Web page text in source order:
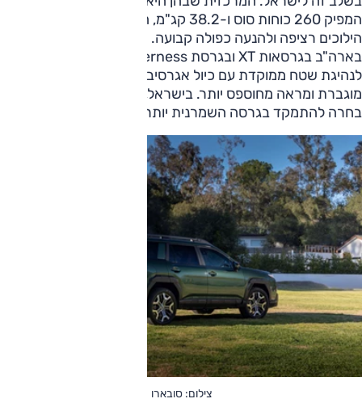
המפיק 260 כוחות סוס ו-38.2 קג"מ, המשודך גם הוא לתיבת
הילוכים רציפה ולהנעה כפולה קבועה. המנוע הזה מוצע בעיקר
לנהיגת שטח ממוקדת עם כיול אגרסיבי יותר, יכולת גרירה
מוגברת ומראה מחוספס יותר. בישראל, לפחות כרגע, סמלת
בחרה להתמקד בגרסה השמרנית יותר.
צילום: סובארו